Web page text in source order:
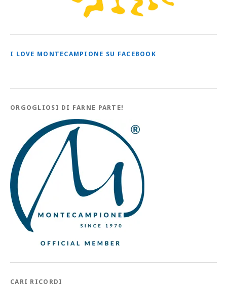
I LOVE MONTECAMPIONE SU FACEBOOK
ORGOGLIOSI DI FARNE PARTE!
CARI RICORDI